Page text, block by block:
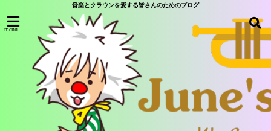
音楽とクラウンを愛する皆さんのためのブログ
menu